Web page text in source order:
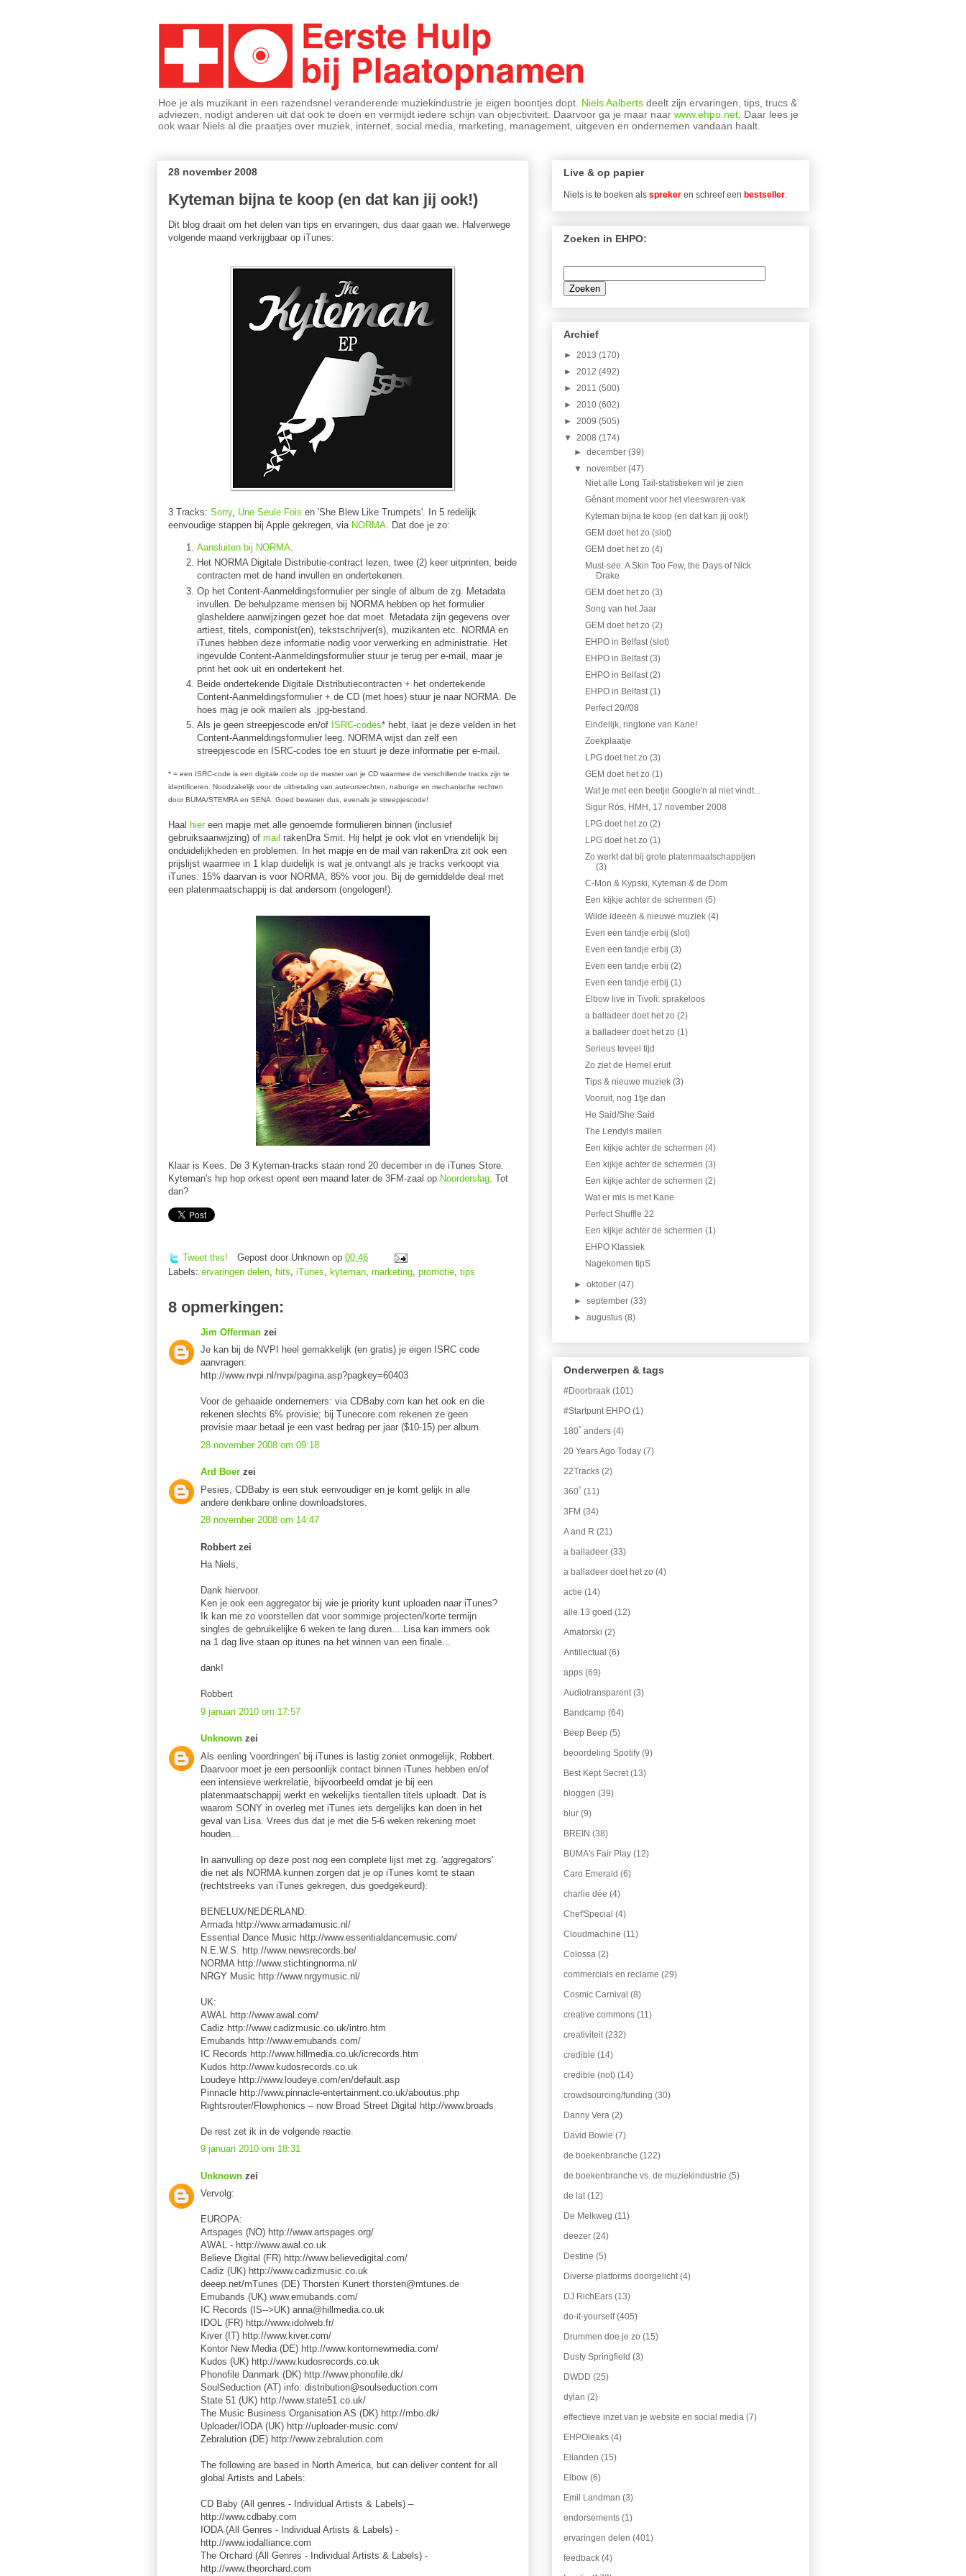
Hoe je als muzikant in een razendsnel veranderende muziekindustrie je eigen boontjes dopt. Niels Aalberts deelt zijn ervaringen, tips, trucs &
adviezen, nodigt anderen uit dat ook te doen en vermijdt iedere schijn van objectiviteit. Daarvoor ga je maar naar www.ehpo.net . Daar lees je
ook waar Niels al die praatjes over muziek, internet, social media, marketing, management, uitgeven en ondernemen vandaan haalt.
28 november 2008
Kyteman bijna te koop (en dat kan jij ook!)
Dit blog draait om het delen van tips en ervaringen, dus daar gaan we. Halverwege
volgende maand verkrijgbaar op iTunes:
3 Tracks: Sorry, Une Seule Fois en 'She Blew Like Trumpets'. In 5 redelijk
eenvoudige stappen bij Apple gekregen, via NORMA. Dat doe je zo:
Aansluiten bij NORMA.
Het NORMA Digitale Distributie-contract lezen, twee (2) keer uitprinten, beide
contracten met de hand invullen en ondertekenen.
Op het Content-Aanmeldingsformulier per single of album de zg. Metadata
invullen. De behulpzame mensen bij NORMA hebben op het formulier
glasheldere aanwijzingen gezet hoe dat moet. Metadata zijn gegevens over
artiest, titels, componist(en), tekstschrijver(s), muzikanten etc. NORMA en
iTunes hebben deze informatie nodig voor verwerking en administratie. Het
ingevulde Content-Aanmeldingsformulier stuur je terug per e-mail, maar je
print het ook uit en ondertekent het.
Beide ondertekende Digitale Distributiecontracten + het ondertekende
Content-Aanmeldingsformulier + de CD (met hoes) stuur je naar NORMA. De
hoes mag je ook mailen als .jpg-bestand.
Als je geen streepjescode en/of ISRC-codes* hebt, laat je deze velden in het
Content-Aanmeldingsformulier leeg. NORMA wijst dan zelf een
streepjescode en ISRC-codes toe en stuurt je deze informatie per e-mail.
* = een ISRC-code is een digitale code op de master van je CD waarmee de verschillende tracks zijn te
identificeren. Noodzakelijk voor de uitbetaling van auteursrechten, naburige en mechanische rechten
door BUMA/STEMRA en SENA. Goed bewaren dus, evenals je streepjescode!
Haal hiereen mapje met alle genoemde formulieren binnen (inclusief
gebruiksaanwijzing) of mail rakenDra Smit. Hij helpt je ook vlot en vriendelijk bij
onduidelijkheden en problemen. In het mapje en de mail van rakenDra zit ook een
prijslijst waarmee in 1 klap duidelijk is wat je ontvangt als je tracks verkoopt via
iTunes. 15% daarvan is voor NORMA, 85% voor jou. Bij de gemiddelde deal met
een platenmaatschappij is dat andersom (ongelogen!).
Klaar is Kees. De 3 Kyteman-tracks staan rond 20 december in de iTunes Store.
Kyteman's hip hop orkest opent een maand later de 3FM-zaal op Noorderslag. Tot
dan?
Tweet this! Gepost door Unknown op 00:46
Labels: ervaringen delen hits iTunes kyteman marketing promotie tips
8 opmerkingen:
Jim Offerman zei
Je kan bij de NVPI heel gemakkelijk (en gratis) je eigen ISRC code
aanvragen:
http://www.nvpi.nl/nvpi/pagina.asp?pagkey=60403
Voor de gehaaide ondernemers: via CDBaby.com kan het ook en die
rekenen slechts 6% provisie; bij Tunecore.com rekenen ze geen
provisie maar betaal je een vast bedrag per jaar ($10-15) per album.
28 november 2008 om 09:18
Ard Boer zei
Pesies, CDBaby is een stuk eenvoudiger en je komt gelijk in alle
andere denkbare online downloadstores.
28 november 2008 om 14:47
Robbert zei
Ha Niels,
Dank hiervoor.
Ken je ook een aggregator bij wie je priority kunt uploaden naar iTunes?
Ik kan me zo voorstellen dat voor sommige projecten/korte termijn
singles de gebruikelijke 6 weken te lang duren....Lisa kan immers ook
na 1 dag live staan op itunes na het winnen van een finale...
dank!
Robbert
9 januari 2010 om 17:57
Unknown zei
Als eenling 'voordringen' bij iTunes is lastig zoniet onmogelijk, Robbert.
Daarvoor moet je een persoonlijk contact binnen iTunes hebben en/of
een intensieve werkrelatie, bijvoorbeeld omdat je bij een
platenmaatschappij werkt en wekelijks tientallen titels uploadt. Dat is
waarom SONY in overleg met iTunes iets dergelijks kan doen in het
geval van Lisa. Vrees dus dat je met die 5-6 weken rekening moet
houden...
In aanvulling op deze post nog een complete lijst met zg. 'aggregators'
die net als NORMA kunnen zorgen dat je op iTunes komt te staan
(rechtstreeks van iTunes gekregen, dus goedgekeurd):
BENELUX/NEDERLAND:
Armada http://www.armadamusic.nl/
Essential Dance Music http://www.essentialdancemusic.com/
N.E.W.S. http://www.newsrecords.be/
NORMA http://www.stichtingnorma.nl/
NRGY Music http://www.nrgymusic.nl/
UK:
AWAL http://www.awal.com/
Cadiz http://www.cadizmusic.co.uk/intro.htm
Emubands http://www.emubands.com/
IC Records http://www.hillmedia.co.uk/icrecords.htm
Kudos http://www.kudosrecords.co.uk
Loudeye http://www.loudeye.com/en/default.asp
Pinnacle http://www.pinnacle-entertainment.co.uk/aboutus.php
Rightsrouter/Flowphonics – now Broad Street Digital http://www.broads
De rest zet ik in de volgende reactie.
9 januari 2010 om 18:31
Unknown zei
Vervolg:
EUROPA:
Artspages (NO) http://www.artspages.org/
AWAL - http://www.awal.co.uk
Believe Digital (FR) http://www.believedigital.com/
Cadiz (UK) http://www.cadizmusic.co.uk
deeep.net/mTunes (DE) Thorsten Kunert thorsten@mtunes.de
Emubands (UK) www.emubands.com/
IC Records (IS-->UK) anna@hillmedia.co.uk
IDOL (FR) http://www.idolweb.fr/
Kiver (IT) http://www.kiver.com/
Kontor New Media (DE) http://www.kontornewmedia.com/
Kudos (UK) http://www.kudosrecords.co.uk
Phonofile Danmark (DK) http://www.phonofile.dk/
SoulSeduction (AT) info: distribution@soulseduction.com
State 51 (UK) http://www.state51.co.uk/
The Music Business Organisation AS (DK) http://mbo.dk/
Uploader/IODA (UK) http://uploader-music.com/
Zebralution (DE) http://www.zebralution.com
The following are based in North America, but can deliver content for all
global Artists and Labels:
CD Baby (All genres - Individual Artists & Labels) –
http://www.cdbaby.com
IODA (All Genres - Individual Artists & Labels) -
http://www.iodalliance.com
The Orchard (All Genres - Individual Artists & Labels) -
http://www.theorchard.com
Live & op papier
Niels is te boeken als spreker en schreef een bestseller.
Zoeken in EHPO:
Archief
► 2013 (170)
► 2012 (492)
► 2011 (500)
► 2010 (602)
► 2009 (505)
▼ 2008 (174)
►december(39)
▼november(47)
Niet alle Long Tail-statistieken wil je zien
Gênant moment voor het vleeswaren-vak
Kyteman bijna te koop (en dat kan jij ook!)
GEM doet het zo (slot)
GEM doet het zo (4)
Must-see: A Skin Too Few, the Days of Nick
Drake
GEM doet het zo (3)
Song van het Jaar
GEM doet het zo (2)
EHPO in Belfast (slot)
EHPO in Belfast (3)
EHPO in Belfast (2)
EHPO in Belfast (1)
Perfect 20//08
Eindelijk, ringtone van Kane!
Zoekplaatje
LPG doet het zo (3)
GEM doet het zo (1)
Wat je met een beetje Google'n al niet vindt...
Sigur Rós, HMH, 17 november 2008
LPG doet het zo (2)
LPG doet het zo (1)
Zo werkt dat bij grote platenmaatschappijen
(3)
C-Mon & Kypski, Kyteman & de Dom
Een kijkje achter de schermen (5)
Wilde ideeën & nieuwe muziek (4)
Even een tandje erbij (slot)
Even een tandje erbij (3)
Even een tandje erbij (2)
Even een tandje erbij (1)
Elbow live in Tivoli: sprakeloos
a balladeer doet het zo (2)
a balladeer doet het zo (1)
Serieus teveel tijd
Zo ziet de Hemel eruit
Tips & nieuwe muziek (3)
Vooruit, nog 1tje dan
He Said/She Said
The Lendyls mailen
Een kijkje achter de schermen (4)
Een kijkje achter de schermen (3)
Een kijkje achter de schermen (2)
Wat er mis is met Kane
Perfect Shuffle 22
Een kijkje achter de schermen (1)
EHPO Klassiek
Nagekomen tipS
►oktober(47)
►september(33)
►augustus(8)
Onderwerpen & tags
#Doorbraak (101)
#Startpunt EHPO (1)
180˚ anders (4)
20 Years Ago Today (7)
22Tracks (2)
360˚ (11)
3FM (34)
A and R (21)
a balladeer (33)
a balladeer doet het zo (4)
actie (14)
alle 13 goed (12)
Amatorski (2)
Antillectual (6)
apps (69)
Audiotransparent (3)
Bandcamp (64)
Beep Beep (5)
beoordeling Spotify (9)
Best Kept Secret (13)
bloggen (39)
blur (9)
BREIN (38)
BUMA's Fair Play (12)
Caro Emerald (6)
charlie dée (4)
Chef'Special (4)
Cloudmachine (11)
Colossa (2)
commercials en reclame (29)
Cosmic Carnival (8)
creative commons (11)
creativiteit (232)
credible (14)
credible (not) (14)
crowdsourcing/funding (30)
Danny Vera (2)
David Bowie (7)
de boekenbranche (122)
de boekenbranche vs. de muziekindustrie (5)
de lat (12)
De Melkweg (11)
deezer (24)
Destine (5)
Diverse platforms doorgelicht (4)
DJ RichEars (13)
do-it-yourself (405)
Drummen doe je zo (15)
Dusty Springfield (3)
DWDD (25)
dylan (2)
effectieve inzet van je website en social media (7)
EHPOleaks (4)
Eilanden (15)
Elbow (6)
Emil Landman (3)
endorsements (1)
ervaringen delen (401)
feedback (4)